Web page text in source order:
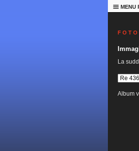
MENU
F O T O
La
Album